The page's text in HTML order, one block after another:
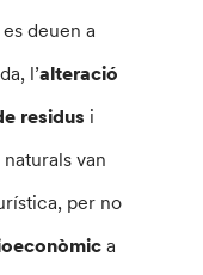
deuen a
l’alteració
residus i
van
per no
a